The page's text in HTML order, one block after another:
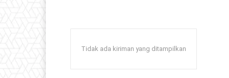
Tidak ada kiriman yang ditampilkan